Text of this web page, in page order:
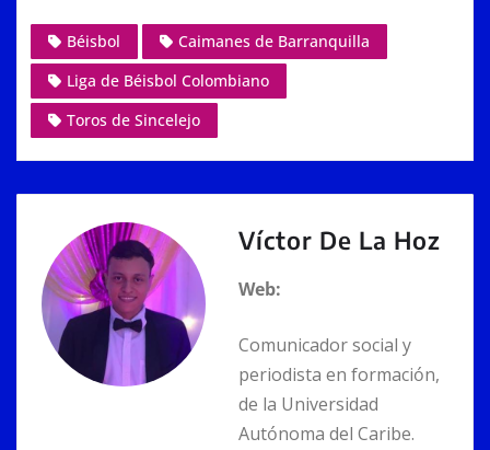
p
y
Li
n
k
at
s
A
p
p
c
e
b
o
o
k
ss
e
n
g
er
ai
l
k
e
Béisbol
Caimanes de Barranquilla
Liga de Béisbol Colombiano
Toros de Sincelejo
Víctor De La Hoz
Web:
Comunicador social y
periodista en formación,
de la Universidad
Autónoma del Caribe.